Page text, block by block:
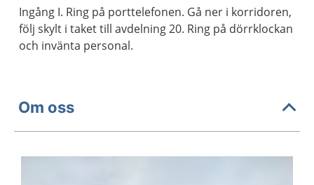
Ingång I. Ring på porttelefonen. Gå ner i korridoren,
följ skylt i taket till avdelning 20. Ring på dörrklockan
och invänta personal.
Om oss